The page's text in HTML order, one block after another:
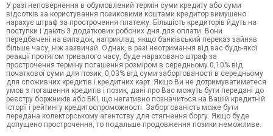
У разі неповернення в обумовлений термін суми кредиту або суми
відсотків за користування позиковими коштами кредитор вимушено
нарахує штраф за прострочення платежу. Більшість кредиторів йдуть на
поступки і дають 3 додаткових робочих дня для оплати. Вони
передбачені на випадок, наприклад, якщо банківський переказ зайняв
більше часу, ніж зазвичай. Однак, в разі неотримання від вас будь-якої
реакції протягом тривалого часу, буде нараховано штраф за
прострочення терміну погашення розміром в середньому 0,10% від
початкової суми для позик, 0,03% від суми заборгованості в середньому
для споживчих кредитів і кредитних карт. Якщо Ви не дотримуватиметеся
умов з погашення кредитів і позик, дані про Вас можуть бути передані до
реєстру боржників або БКІ, що негативно позначиться на Вашій кредитній
історії і рейтингу кредитоспроможності. Заборгованість може бути
передана колекторському агентству для стягнення боргу. Якщо буде
допущено прострочення, то подальше продовження позики неможливе.